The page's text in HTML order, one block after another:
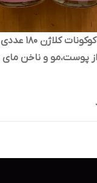
کپسول کوکونات کلاژن ۱۸۰ عددی
پوست،مو و ناخن مای